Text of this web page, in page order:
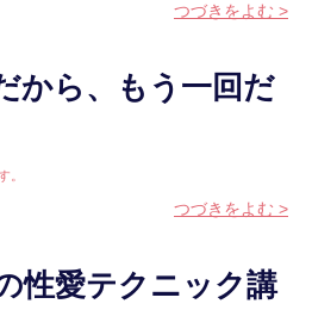
つづきをよむ >
から、もう一回だ
。
つづきをよむ >
性愛テクニック講